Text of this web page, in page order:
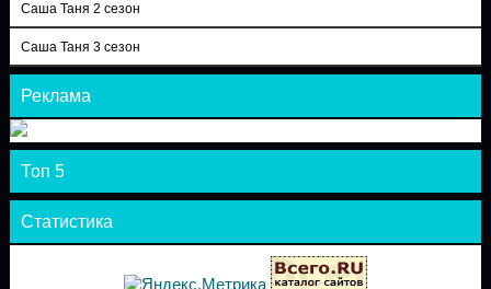
Саша Таня 2 сезон
Саша Таня 3 сезон
Реклама
Топ 5
Статистика